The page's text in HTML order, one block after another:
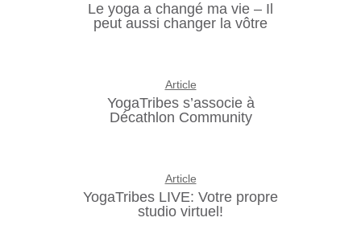
Le yoga a changé ma vie – Il
peut aussi changer la vôtre
Article
YogaTribes s’associe à
Décathlon Community
Article
YogaTribes LIVE: Votre propre
studio virtuel!